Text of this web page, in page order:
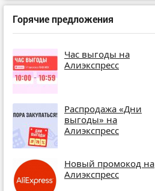
Горячие предложения
Час выгоды на
Алиэкспресс
Распродажа «Дни
выгоды» на
Алиэкспресс
Новый промокод на
Алиэкспресс